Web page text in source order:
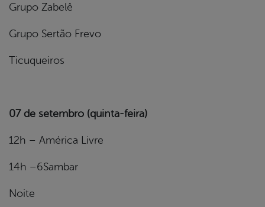
Grupo Zabelê
Grupo Sertão Frevo
Ticuqueiros
07 de setembro (quinta-feira)
12h – América Livre
14h –6Sambar
Noite